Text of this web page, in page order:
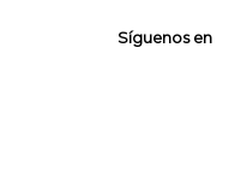
Síguenos en